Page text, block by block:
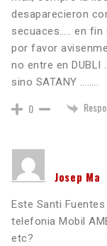
desaparecieron
secuaces….. en fin
por favor
no entre en DUBLI
sino SATANY ……..
0
Josep Ma
Este Santi
telefonia Mobil
etc?